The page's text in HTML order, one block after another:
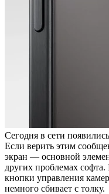
Сегодня в сети
Если верить этим
экран — основной
других проблемах
кнопки управления
немного сбивает с толку.